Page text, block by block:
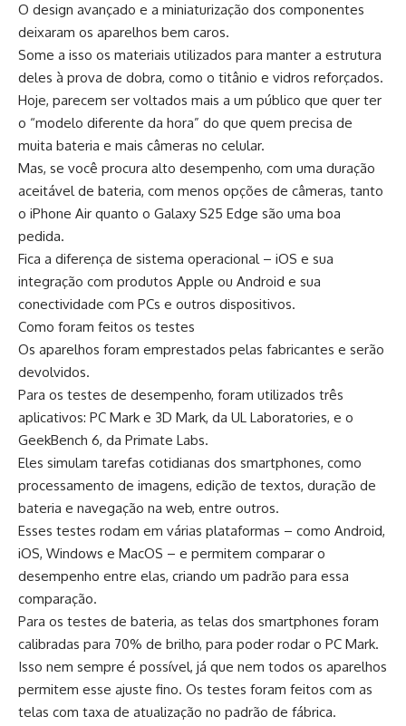
O design avançado e a miniaturização dos componentes
deixaram os aparelhos bem caros.
Some a isso os materiais utilizados para manter a estrutura
deles à prova de dobra, como o titânio e vidros reforçados.
Hoje, parecem ser voltados mais a um público que quer ter
o “modelo diferente da hora” do que quem precisa de
muita bateria e mais câmeras no celular.
Mas, se você procura alto desempenho, com uma duração
aceitável de bateria, com menos opções de câmeras, tanto
o iPhone Air quanto o Galaxy S25 Edge são uma boa
pedida.
Fica a diferença de sistema operacional – iOS e sua
integração com produtos Apple ou Android e sua
conectividade com PCs e outros dispositivos.
Como foram feitos os testes
Os aparelhos foram emprestados pelas fabricantes e serão
devolvidos.
Para os testes de desempenho, foram utilizados três
aplicativos: PC Mark e 3D Mark, da UL Laboratories, e o
GeekBench 6, da Primate Labs.
Eles simulam tarefas cotidianas dos smartphones, como
processamento de imagens, edição de textos, duração de
bateria e navegação na web, entre outros.
Esses testes rodam em várias plataformas – como Android,
iOS, Windows e MacOS – e permitem comparar o
desempenho entre elas, criando um padrão para essa
comparação.
Para os testes de bateria, as telas dos smartphones foram
calibradas para 70% de brilho, para poder rodar o PC Mark.
Isso nem sempre é possível, já que nem todos os aparelhos
permitem esse ajuste fino. Os testes foram feitos com as
telas com taxa de atualização no padrão de fábrica.